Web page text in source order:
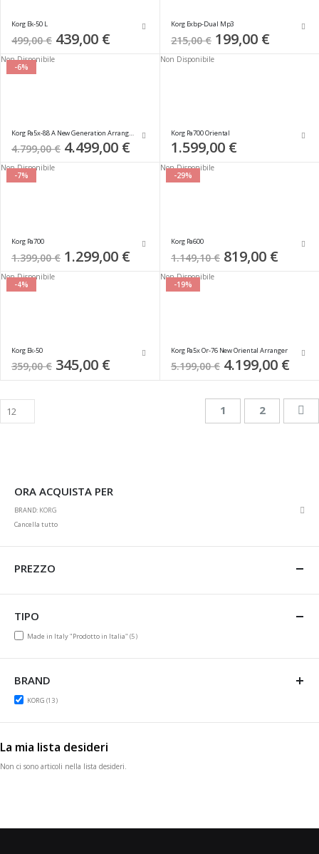
Korg Ek-50 L
499,00 € Special
Price
439,00 €
Korg Exbp-Dual Mp3
215,00 € Special
Price
199,00 €
-6%
Non Disponibile
Korg Pa5x-88 A New Generation Arranger
4.799,00 € Special
Price
4.499,00 €
Non Disponibile
Korg Pa700 Oriental
1.599,00 €
-7%
Non Disponibile
Korg Pa700
1.399,00 € Special
Price
1.299,00 €
-29%
Non Disponibile
Korg Pa600
1.149,10 € Special
Price
819,00 €
-4%
Non Disponibile
Korg Ek-50
359,00 € Special
Price
345,00 €
-19%
Non Disponibile
Korg Pa5x Or-76 New Oriental Arranger
5.199,00 € Special
Price
4.199,00 €
PaginaAttualmente stai
1 Pagina
2
ORA ACQUISTA PER
BRAND KORG
Cancella tutto
PREZZO
TIPO
Made in Italy "Prodotto in Italia" 5items
BRAND
KORG13items
La mia lista desideri
Non ci sono articoli nella lista desideri.